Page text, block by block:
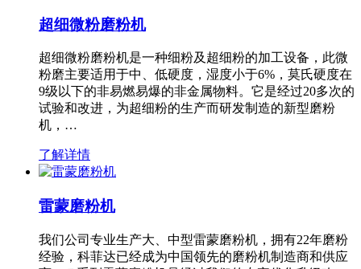
超细微粉磨粉机
超细微粉磨粉机是一种细粉及超细粉的加工设备，此微
粉磨主要适用于中、低硬度，湿度小于6%，莫氏硬度在
9级以下的非易燃易爆的非金属物料。它是经过20多次的
试验和改进，为超细粉的生产而研发制造的新型磨粉
机，…
了解详情
雷蒙磨粉机
我们公司专业生产大、中型雷蒙磨粉机，拥有22年磨粉
经验，科菲达已经成为中国领先的磨粉机制造商和供应